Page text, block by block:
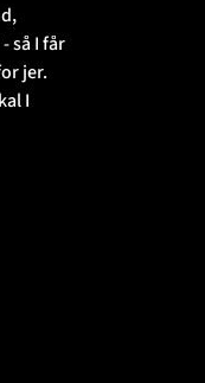
så I får
jer.
I